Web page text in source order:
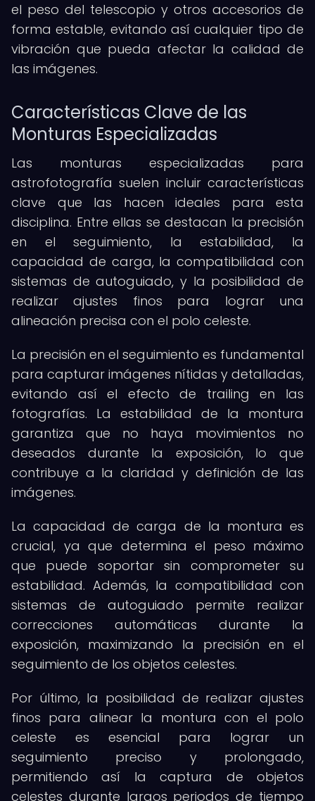
el peso del telescopio y otros accesorios de
forma estable, evitando así cualquier tipo de
vibración que pueda afectar la calidad de
las imágenes.
Características Clave de las
Monturas Especializadas
Las monturas especializadas para
astrofotografía suelen incluir características
clave que las hacen ideales para esta
disciplina. Entre ellas se destacan la precisión
en el seguimiento, la estabilidad, la
capacidad de carga, la compatibilidad con
sistemas de autoguiado, y la posibilidad de
realizar ajustes finos para lograr una
alineación precisa con el polo celeste.
La precisión en el seguimiento es fundamental
para capturar imágenes nítidas y detalladas,
evitando así el efecto de trailing en las
fotografías. La estabilidad de la montura
garantiza que no haya movimientos no
deseados durante la exposición, lo que
contribuye a la claridad y definición de las
imágenes.
La capacidad de carga de la montura es
crucial, ya que determina el peso máximo
que puede soportar sin comprometer su
estabilidad. Además, la compatibilidad con
sistemas de autoguiado permite realizar
correcciones automáticas durante la
exposición, maximizando la precisión en el
seguimiento de los objetos celestes.
Por último, la posibilidad de realizar ajustes
finos para alinear la montura con el polo
celeste es esencial para lograr un
seguimiento preciso y prolongado,
permitiendo así la captura de objetos
celestes durante largos periodos de tiempo